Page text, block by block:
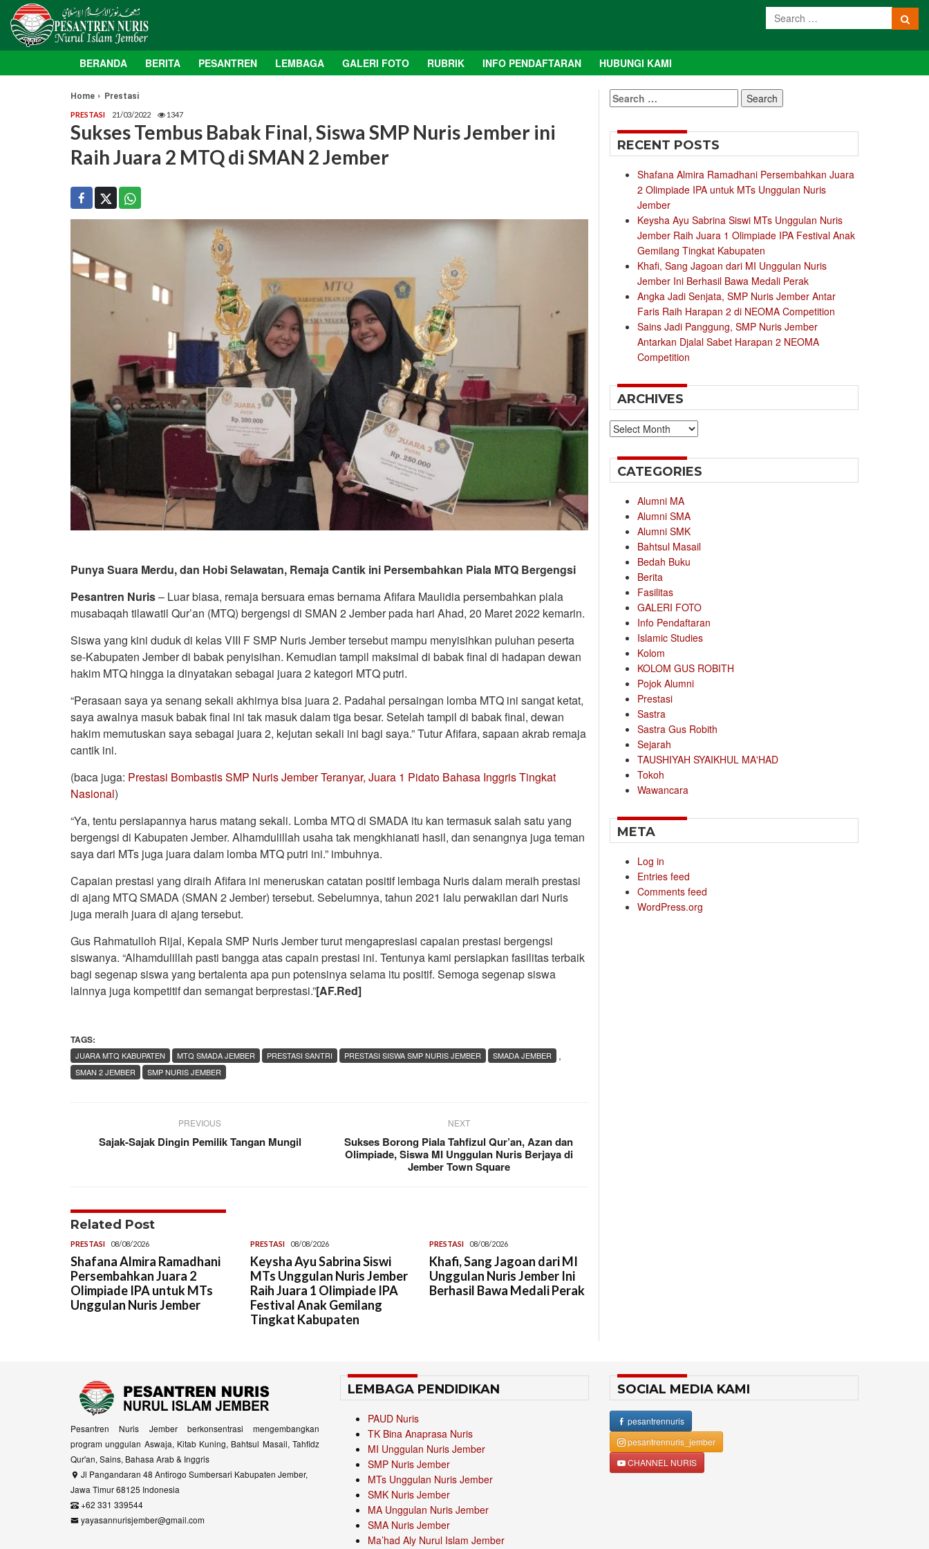
BERANDA BERITA PESANTREN LEMBAGA GALERI FOTO RUBRIK INFO PENDAFTARAN HUBUNGI KAMI
Home Prestasi
PRESTASI 21/03/2022 1347
Sukses Tembus Babak Final, Siswa SMP Nuris Jember ini
Raih Juara 2 MTQ di SMAN 2 Jember
Punya Suara Merdu, dan Hobi Selawatan, Remaja Cantik ini Persembahkan Piala MTQ Bergengsi
Pesantren Nuris– Luar biasa, remaja bersuara emas bernama Afifara Maulidia persembahkan piala
musabaqah tilawatil Qur’an (MTQ) bergengsi di SMAN 2 Jember pada hari Ahad, 20 Maret 2022 kemarin.
Siswa yang kini duduk di kelas VIII F SMP Nuris Jember tersebut mampu menyisihkan puluhan peserta
se-Kabupaten Jember di babak penyisihan. Kemudian tampil maksimal di babak final di hadapan dewan
hakim MTQ hingga ia dinyatakan sebagai juara 2 kategori MTQ putri.
“Perasaan saya ya senang sekali akhirnya bisa juara 2. Padahal persaingan lomba MTQ ini sangat ketat,
saya awalnya masuk babak final ini tak masuk dalam tiga besar. Setelah tampil di babak final, dewan
hakim memutuskan saya sebagai juara 2, kejutan sekali ini bagi saya.” Tutur Afifara, sapaan akrab remaja
cantik ini.
(baca juga: Prestasi Bombastis SMP Nuris Jember Teranyar, Juara 1 Pidato Bahasa Inggris Tingkat
Nasional)
“Ya, tentu persiapannya harus matang sekali. Lomba MTQ di SMADA itu kan termasuk salah satu yang
bergengsi di Kabupaten Jember. Alhamdulillah usaha tak mengkhianati hasil, dan senangnya juga teman
saya dari MTs juga juara dalam lomba MTQ putri ini.” imbuhnya.
Capaian prestasi yang diraih Afifara ini meneruskan catatan positif lembaga Nuris dalam meraih prestasi
di ajang MTQ SMADA (SMAN 2 Jember) tersebut. Sebelumnya, tahun 2021 lalu perwakilan dari Nuris
juga meraih juara di ajang tersebut.
Gus Rahmatulloh Rijal, Kepala SMP Nuris Jember turut mengapresiasi capaian prestasi bergengsi
siswanya. “Alhamdulillah pasti bangga atas capain prestasi ini. Tentunya kami persiapkan fasilitas terbaik
bagi segenap siswa yang bertalenta apa pun potensinya selama itu positif. Semoga segenap siswa
lainnya juga kompetitif dan semangat berprestasi.”[AF.Red]
TAGS:
,
JUARA MTQ KABUPATEN MTQ SMADA JEMBER PRESTASI SANTRI PRESTASI SISWA SMP NURIS JEMBER
SMADA JEMBER
SMAN 2 JEMBER
SMP NURIS JEMBER
PREVIOUS
Sajak-Sajak Dingin Pemilik Tangan Mungil
NEXT
Sukses Borong Piala Tahfizul Qur’an, Azan dan
Olimpiade, Siswa MI Unggulan Nuris Berjaya di
Jember Town Square
Related Post
PRESTASI 08/08/2026
Shafana Almira Ramadhani
Persembahkan Juara 2
Olimpiade IPA untuk MTs
Unggulan Nuris Jember
PRESTASI 08/08/2026
Keysha Ayu Sabrina Siswi
MTs Unggulan Nuris Jember
Raih Juara 1 Olimpiade IPA
Festival Anak Gemilang
Tingkat Kabupaten
PRESTASI 08/08/2026
Khafi, Sang Jagoan dari MI
Unggulan Nuris Jember Ini
Berhasil Bawa Medali Perak
Search
for:
RECENT POSTS
Shafana Almira Ramadhani Persembahkan Juara
2 Olimpiade IPA untuk MTs Unggulan Nuris
Jember
Keysha Ayu Sabrina Siswi MTs Unggulan Nuris
Jember Raih Juara 1 Olimpiade IPA Festival Anak
Gemilang Tingkat Kabupaten
Khafi, Sang Jagoan dari MI Unggulan Nuris
Jember Ini Berhasil Bawa Medali Perak
Angka Jadi Senjata, SMP Nuris Jember Antar
Faris Raih Harapan 2 di NEOMA Competition
Sains Jadi Panggung, SMP Nuris Jember
Antarkan Djalal Sabet Harapan 2 NEOMA
Competition
ARCHIVES
Archives
CATEGORIES
Alumni MA
Alumni SMA
Alumni SMK
Bahtsul Masail
Bedah Buku
Berita
Fasilitas
GALERI FOTO
Info Pendaftaran
Islamic Studies
Kolom
KOLOM GUS ROBITH
Pojok Alumni
Prestasi
Sastra
Sastra Gus Robith
Sejarah
TAUSHIYAH SYAIKHUL MA'HAD
Tokoh
Wawancara
META
Log in
Entries feed
Comments feed
WordPress.org
Pesantren Nuris Jember berkonsentrasi mengembangkan
program unggulan Aswaja, Kitab Kuning, Bahtsul Masail, Tahfidz
Qur'an, Sains, Bahasa Arab & Inggris
Jl Pangandaran 48 Antirogo Sumbersari Kabupaten Jember,
Jawa Timur 68125 Indonesia
+62 331 339544
yayasannurisjember@gmail.com
LEMBAGA PENDIDIKAN
PAUD Nuris
TK Bina Anaprasa Nuris
MI Unggulan Nuris Jember
SMP Nuris Jember
MTs Unggulan Nuris Jember
SMK Nuris Jember
MA Unggulan Nuris Jember
SMA Nuris Jember
Ma’had Aly Nurul Islam Jember
SOCIAL MEDIA KAMI
pesantrennuris
pesantrennuris_jember
CHANNEL NURIS